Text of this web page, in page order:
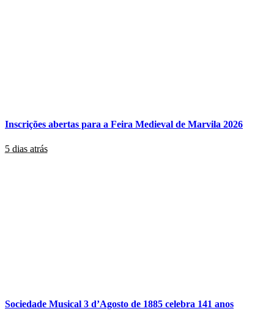
Inscrições abertas para a Feira Medieval de Marvila 2026
5 dias atrás
Sociedade Musical 3 d’Agosto de 1885 celebra 141 anos